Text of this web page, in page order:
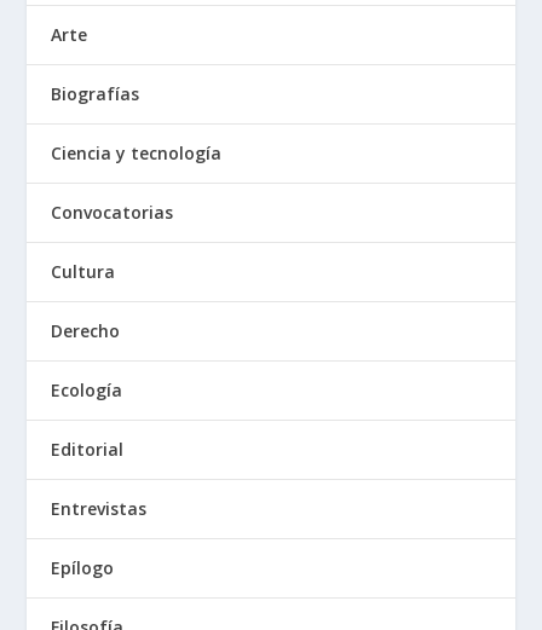
Arte
Biografías
Ciencia y tecnología
Convocatorias
Cultura
Derecho
Ecología
Editorial
Entrevistas
Epílogo